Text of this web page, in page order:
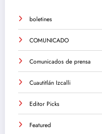
boletines
COMUNICADO
Comunicados de prensa
Cuautitlán Izcalli
Editor Picks
Featured